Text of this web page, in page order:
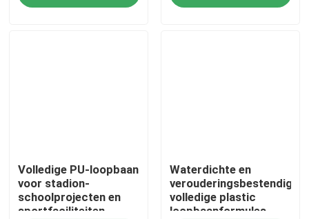
Kwaliteitscontrole
Neem contact met ons op
Volledige PU-loopbaan
voor stadion-
schoolprojecten en
sportfaciliteiten
Waterdichte en
verouderingsbestendige
volledige plastic
loopbaanformules